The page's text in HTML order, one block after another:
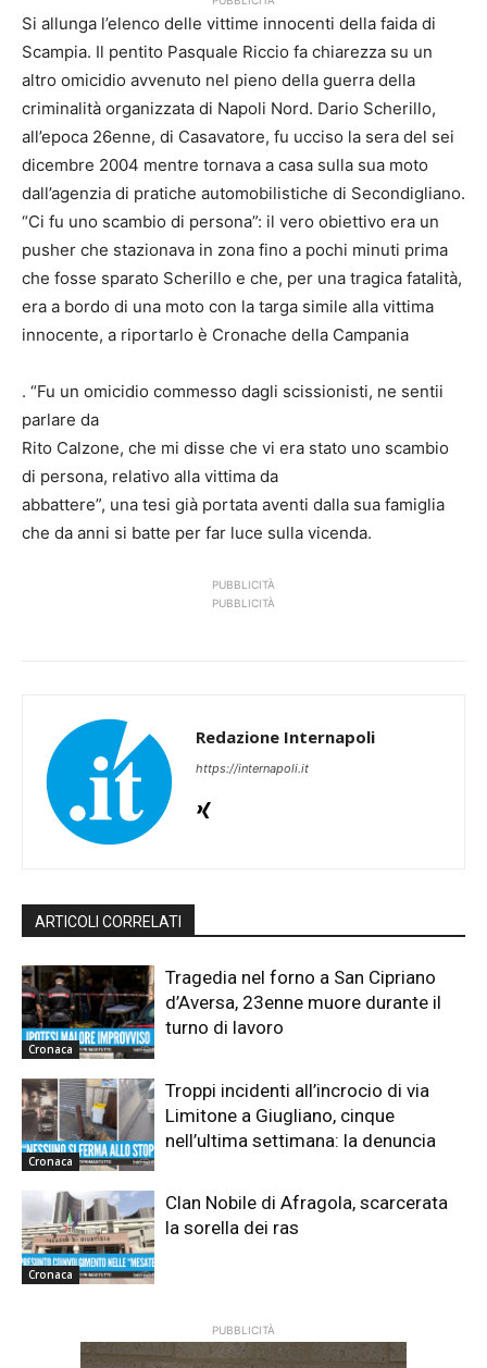
Si allunga l’elenco delle vittime innocenti della faida di
Scampia. Il pentito Pasquale Riccio fa chiarezza su un
altro omicidio avvenuto nel pieno della guerra della
criminalità organizzata di Napoli Nord. Dario Scherillo,
all’epoca 26enne, di Casavatore, fu ucciso la sera del sei
dicembre 2004 mentre tornava a casa sulla sua moto
dall’agenzia di pratiche automobilistiche di Secondigliano.
“Ci fu uno scambio di persona”: il vero obiettivo era un
pusher che stazionava in zona fino a pochi minuti prima
che fosse sparato Scherillo e che, per una tragica fatalità,
era a bordo di una moto con la targa simile alla vittima
innocente, a riportarlo è Cronache della Campania
. “Fu un omicidio commesso dagli scissionisti, ne sentii
parlare da
Rito Calzone, che mi disse che vi era stato uno scambio
di persona, relativo alla vittima da
abbattere”, una tesi già portata aventi dalla sua famiglia
che da anni si batte per far luce sulla vicenda.
PUBBLICITÀ
PUBBLICITÀ
Redazione Internapoli
https://internapoli.it
ARTICOLI CORRELATI
Cronaca
Tragedia nel forno a San Cipriano
d’Aversa, 23enne muore durante il
turno di lavoro
Cronaca
Troppi incidenti all’incrocio di via
Limitone a Giugliano, cinque
nell’ultima settimana: la denuncia
Cronaca
Clan Nobile di Afragola, scarcerata
la sorella dei ras
PUBBLICITÀ